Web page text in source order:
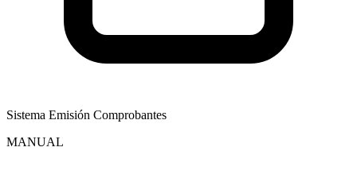
Sistema Emisión Comprobantes
MANUAL